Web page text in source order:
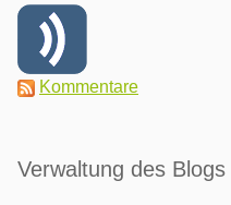
Kommentare
Verwaltung des Blogs